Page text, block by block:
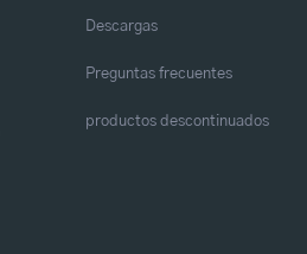
Descargas
Preguntas frecuentes
productos descontinuados